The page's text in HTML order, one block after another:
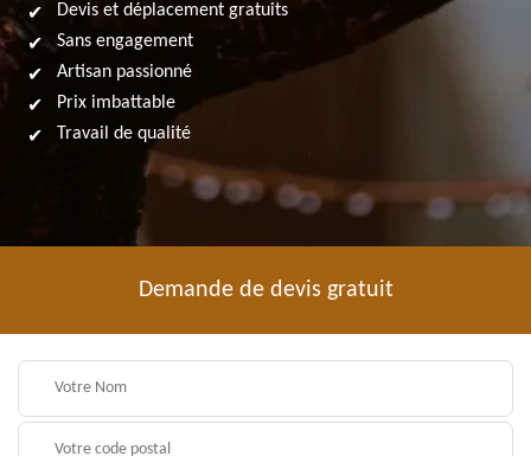
Devis et déplacement gratuits
Sans engagement
Artisan passionné
Prix imbattable
Travail de qualité
Demande de devis gratuit